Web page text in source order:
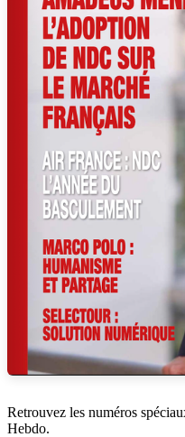
Retrouvez les numéros
Hebdo.